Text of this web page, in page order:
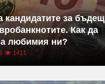
кандидатите за бъдещ
Как да
любимия ни?
1411